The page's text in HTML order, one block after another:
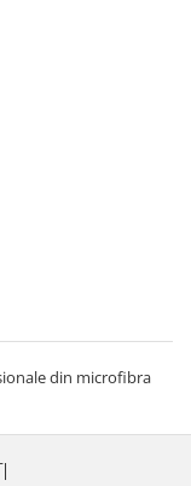
din microfibra